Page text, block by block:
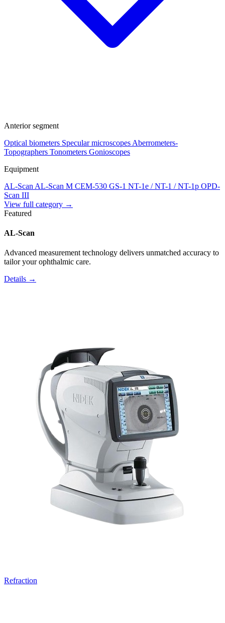
Anterior segment
Optical biometers Specular microscopes Aberrometers-
Topographers Tonometers Gonioscopes
Equipment
AL-Scan AL-Scan M CEM-530 GS-1 NT-1e / NT-1 / NT-1p OPD-
Scan III
View full category →
Featured
AL-Scan
Advanced measurement technology delivers unmatched accuracy to
tailor your ophthalmic care.
Details →
Refraction